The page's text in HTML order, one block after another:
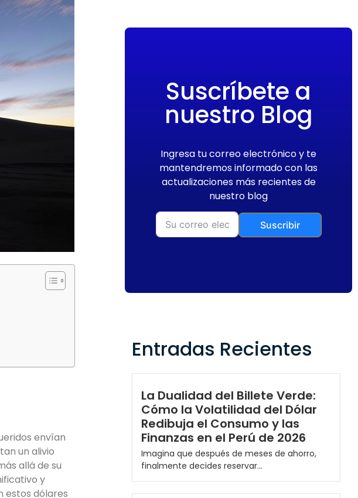
envían
un alivio
allá de su
y
estos dólares
Suscríbete a
nuestro Blog
Ingresa tu correo electrónico y te
mantendremos informado con las
actualizaciones más recientes de
nuestro blog
Suscribir
Entradas Recientes
La Dualidad del Billete Verde:
Cómo la Volatilidad del Dólar
Redibuja el Consumo y las
Finanzas en el Perú de 2026
Imagina que después de meses de ahorro,
finalmente decides reservar...